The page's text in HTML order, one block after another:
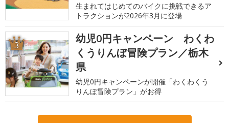
生まれてはじめてのバイクに挑戦できるア
トラクションが2026年3月に登場
3
幼児0円キャンペーン わくわ
くうりんぼ冒険プラン／栃木
県
幼児0円キャンペーンが開催「わくわくう
りんぼ冒険プラン」がお得